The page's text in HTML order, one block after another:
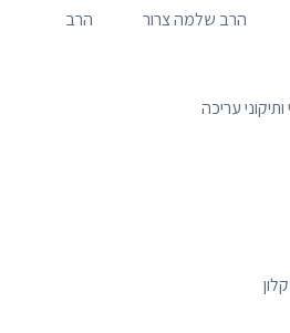
הרב שלמה צרור הרב
עריכה